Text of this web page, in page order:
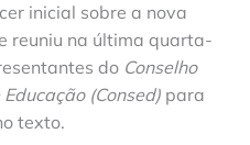
inicial sobre a nova
reuniu na última quarta-
do Conselho
(Consed) para
texto.